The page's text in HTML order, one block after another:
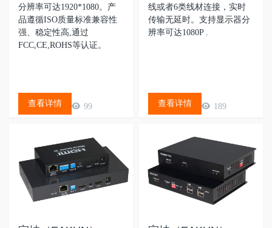
分辨率可达1920*1080。产
品遵循ISO质量标准兼容性
强、稳定性高,通过
FCC,CE,ROHS等认证。
99
查看详情
线或者6类线材连接，实时
传输无延时。支持显示器分
辨率可达1080P .
189
查看详情